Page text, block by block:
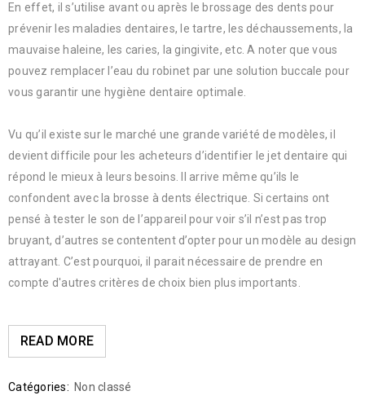
En effet, il s’utilise avant ou après le brossage des dents pour
prévenir les maladies dentaires, le tartre, les déchaussements, la
mauvaise haleine, les caries, la gingivite, etc. A noter que vous
pouvez remplacer l’eau du robinet par une solution buccale pour
vous garantir une hygiène dentaire optimale.
Vu qu’il existe sur le marché une grande variété de modèles, il
devient difficile pour les acheteurs d’identifier le jet dentaire qui
répond le mieux à leurs besoins. Il arrive même qu’ils le
confondent avec la brosse à dents électrique. Si certains ont
pensé à tester le son de l’appareil pour voir s’il n’est pas trop
bruyant, d’autres se contentent d’opter pour un modèle au design
attrayant. C’est pourquoi, il parait nécessaire de prendre en
compte d'autres critères de choix bien plus importants.
READ MORE
Catégories: Non classé